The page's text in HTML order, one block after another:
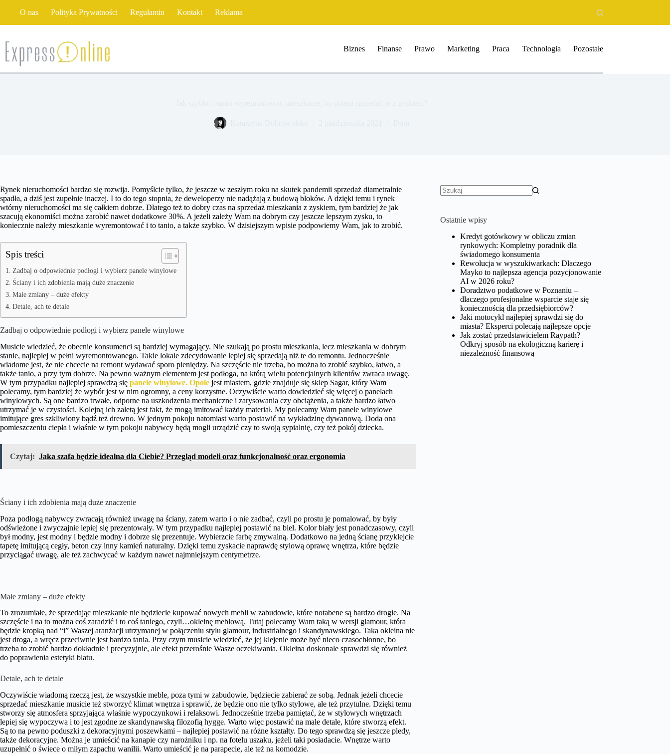
O nas Polityka Prywatności Regulamin Kontakt Reklama
Biznes Finanse Prawo Marketing Praca Technologia Pozostałe
Rynek nieruchomości bardzo się rozwija. Pomyślcie tylko, że jeszcze w zeszłym roku na skutek pandemii sprzedaż diametralnie
spadła, a dziś jest zupełnie inaczej. I to do tego stopnia, że deweloperzy nie nadążają z budową bloków. A dzięki temu i rynek
wtórny nieruchomości ma się całkiem dobrze. Dlatego też to dobry czas na sprzedaż mieszkania z zyskiem, tym bardziej że jak
szacują ekonomiści można zarobić nawet dodatkowe 30%. A jeżeli zależy Wam na dobrym czy jeszcze lepszym zysku, to
koniecznie należy mieszkanie wyremontować i to tanio, a także szybko. W dzisiejszym wpisie podpowiemy Wam, jak to zrobić.
Spis treści
Zadbaj o odpowiednie podłogi i wybierz panele winylowe
Ściany i ich zdobienia mają duże znaczenie
Małe zmiany – duże efekty
Detale, ach te detale
Zadbaj o odpowiednie podłogi i wybierz panele winylowe
Musicie wiedzieć, że obecnie konsumenci są bardziej wymagający. Nie szukają po prostu mieszkania, lecz mieszkania w dobrym
stanie, najlepiej w pełni wyremontowanego. Takie lokale zdecydowanie lepiej się sprzedają niż te do remontu. Jednocześnie
wiadome jest, że nie chcecie na remont wydawać sporo pieniędzy. Na szczęście nie trzeba, bo można to zrobić szybko, łatwo, a
także tanio, a przy tym dobrze. Na pewno ważnym elementem jest podłoga, na którą wielu potencjalnych klientów zwraca uwagę.
W tym przypadku najlepiej sprawdzą się panele winylowe. Opole jest miastem, gdzie znajduje się sklep Sagar, który Wam
polecamy, tym bardziej że wybór jest w nim ogromny, a ceny korzystne. Oczywiście warto dowiedzieć się więcej o panelach
winylowych. Są one bardzo trwałe, odporne na uszkodzenia mechaniczne i zarysowania czy obciążenia, a także bardzo łatwo
utrzymać je w czystości. Kolejną ich zaletą jest fakt, że mogą imitować każdy materiał. My polecamy Wam panele winylowe
imitujące gres szkliwiony bądź też drewno. W jednym pokoju natomiast warto postawić na wykładzinę dywanową. Doda ona
pomieszczeniu ciepła i właśnie w tym pokoju nabywcy będą mogli urządzić czy to swoją sypialnię, czy też pokój dziecka.
Czytaj: Jaka szafa będzie idealna dla Ciebie? Przegląd modeli oraz funkcjonalność oraz ergonomia
Ściany i ich zdobienia mają duże znaczenie
Poza podłogą nabywcy zwracają również uwagę na ściany, zatem warto i o nie zadbać, czyli po prostu je pomalować, by były
odświeżone i zwyczajnie lepiej się prezentowały. W tym przypadku najlepiej postawić na biel. Kolor biały jest ponadczasowy, czyli
był modny, jest modny i będzie modny i dobrze się prezentuje. Wybierzcie farbę zmywalną. Dodatkowo na jedną ścianę przyklejcie
tapetę imitującą cegły, beton czy inny kamień naturalny. Dzięki temu zyskacie naprawdę stylową oprawę wnętrza, które będzie
przyciągać uwagę, ale też zachwycać w każdym nawet najmniejszym centymetrze.
Małe zmiany – duże efekty
To zrozumiałe, że sprzedając mieszkanie nie będziecie kupować nowych mebli w zabudowie, które notabene są bardzo drogie. Na
szczęście i na to można coś zaradzić i to coś taniego, czyli…okleinę meblową. Tutaj polecamy Wam taką w wersji glamour, która
będzie kropką nad “i” Waszej aranżacji utrzymanej w połączeniu stylu glamour, industrialnego i skandynawskiego. Taka okleina nie
jest droga, a wręcz przeciwnie jest bardzo tania. Przy czym musicie wiedzieć, że jej klejenie może być nieco czasochłonne, bo
trzeba to zrobić bardzo dokładnie i precyzyjnie, ale efekt przerośnie Wasze oczekiwania. Okleina doskonale sprawdzi się również
do poprawienia estetyki blatu.
Detale, ach te detale
Oczywiście wiadomą rzeczą jest, że wszystkie meble, poza tymi w zabudowie, będziecie zabierać ze sobą. Jednak jeżeli chcecie
sprzedać mieszkanie musicie też stworzyć klimat wnętrza i sprawić, że będzie ono nie tylko stylowe, ale też przytulne. Dzięki temu
stworzy się atmosfera sprzyjająca właśnie wypoczynkowi i relaksowi. Jednocześnie trzeba pamiętać, że w stylowych wnętrzach
lepiej się wypoczywa i to jest zgodne ze skandynawską filozofią hygge. Warto więc postawić na małe detale, które stworzą efekt.
Są to na pewno poduszki z dekoracyjnymi poszewkami – najlepiej postawić na różne kształty. Do tego sprawdzą się jeszcze pledy,
także dekoracyjne. Można je umieścić na kanapie czy narożniku i np. na fotelu uszaku, jeżeli taki posiadacie. Wnętrze warto
uzupełnić o świece o miłym zapachu wanilii. Warto umieścić je na parapecie, ale też na komodzie.
Ostatnie wpisy
Kredyt gotówkowy w obliczu zmian
rynkowych: Kompletny poradnik dla
świadomego konsumenta
Rewolucja w wyszukiwarkach: Dlaczego
Mayko to najlepsza agencja pozycjonowanie
AI w 2026 roku?
Doradztwo podatkowe w Poznaniu –
dlaczego profesjonalne wsparcie staje się
koniecznością dla przedsiębiorców?
Jaki motocykl najlepiej sprawdzi się do
miasta? Eksperci polecają najlepsze opcje
Jak zostać przedstawicielem Raypath?
Odkryj sposób na ekologiczną karierę i
niezależność finansową